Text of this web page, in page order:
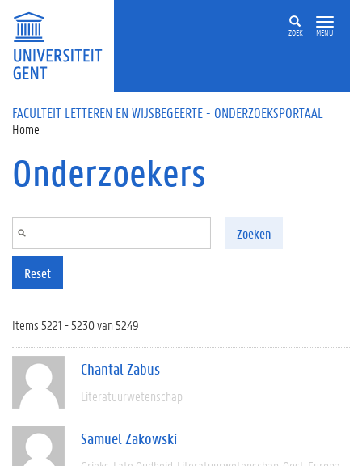
Overslaan en naar de inhoud gaan
ZOEK MENU
FACULTEIT LETTEREN EN WIJSBEGEERTE - ONDERZOEKSPORTAAL
Home
Onderzoekers
Zoeken
Reset
Items 5221 - 5230 van 5249
Chantal Zabus
Literatuurwetenschap
Samuel Zakowski